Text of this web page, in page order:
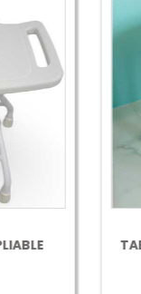
DOUCHE ROND